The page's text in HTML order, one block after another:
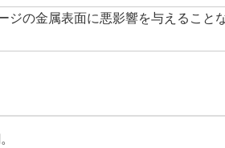
ジの金属表面に悪影響を与えること